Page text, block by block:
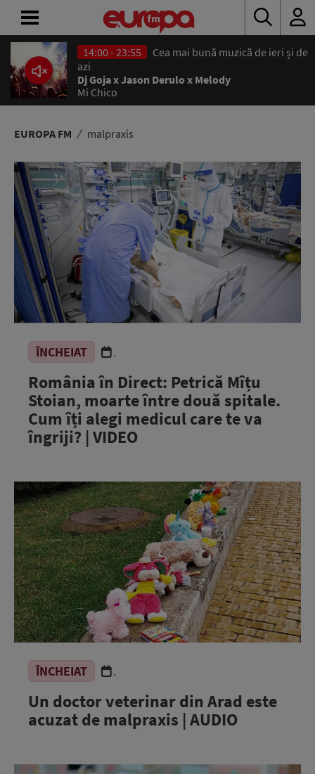
14:00 - 23:55
Cea mai bună muzică de ieri și de
azi
Dj Goja x Jason Derulo x Melody
Mi Chico
EUROPA FM malpraxis
ÎNCHEIAT .
România în Direct: Petrică Mîțu
Stoian, moarte între două spitale.
Cum îți alegi medicul care te va
îngriji? | VIDEO
ÎNCHEIAT .
Un doctor veterinar din Arad este
acuzat de malpraxis | AUDIO
ACASĂ
ȘTIRI
RADIO
CONCURSURI
PODCAST
ASCULTĂ
LIVE